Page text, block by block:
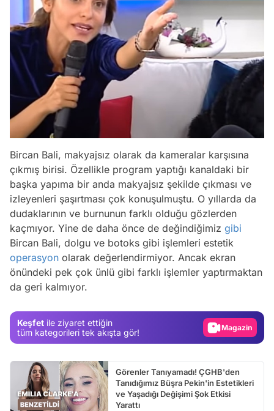
Bircan Bali, makyajsız olarak da kameralar karşısına
çıkmış birisi. Özellikle program yaptığı kanaldaki bir
başka yapıma bir anda makyajsız şekilde çıkması ve
izleyenleri şaşırtması çok konuşulmuştu. O yıllarda da
dudaklarının ve burnunun farklı olduğu gözlerden
kaçmıyor. Yine de daha önce de değindiğimiz gibi
Bircan Bali, dolgu ve botoks gibi işlemleri estetik
operasyon olarak değerlendirmiyor. Ancak ekran
önündeki pek çok ünlü gibi farklı işlemler yaptırmaktan
da geri kalmıyor.
Keşfet ile ziyaret ettiğin
tüm kategorileri tek akışta gör!
Test
Magazin
Video
Görenler Tanıyamadı! ÇGHB'den
Tanıdığımız Büşra Pekin'in Estetikleri
ve Yaşadığı Değişimi Şok Etkisi
Yarattı